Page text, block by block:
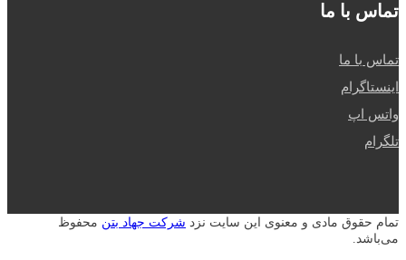
تماس با ما
تماس با ما
اینستاگرام
واتس اپ
تلگرام
تمام حقوق مادی و معنوی این سایت نزد شرکت جهاد بتن محفوظ
می‌باشد.